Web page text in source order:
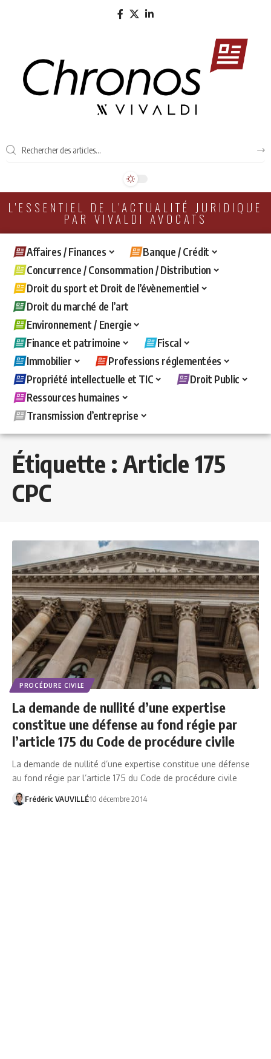
L'ESSENTIEL DE L'ACTUALITÉ JURIDIQUE
PAR VIVALDI AVOCATS
Affaires / Finances
Banque / Crédit
Concurrence / Consommation / Distribution
Droit du sport et Droit de l’évènementiel
Droit du marché de l’art
Environnement / Energie
Finance et patrimoine
Fiscal
Immobilier
Professions réglementées
Propriété intellectuelle et TIC
Droit Public
Ressources humaines
Transmission d’entreprise
Étiquette : Article 175
CPC
PROCÉDURE CIVILE
La demande de nullité d’une expertise
constitue une défense au fond régie par
l’article 175 du Code de procédure civile
La demande de nullité d’une expertise constitue une défense
au fond régie par l’article 175 du Code de procédure civile
Frédéric VAUVILLÉ10 décembre 2014